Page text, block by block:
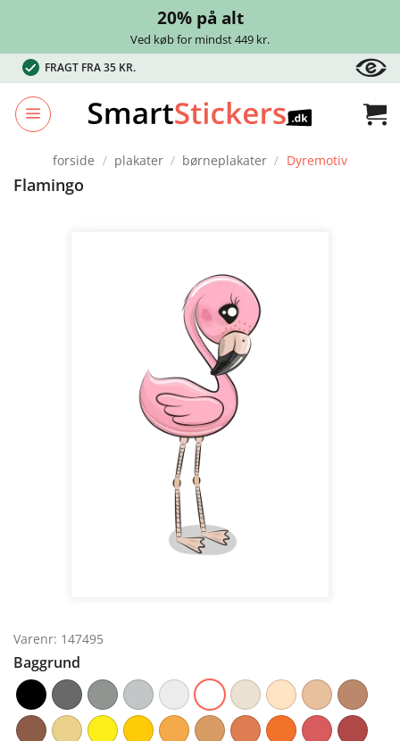
20% på alt
Ved køb for mindst 449 kr.
Fortsæt
til
indhold
FRAGT FRA 35 KR.
forside / plakater / børneplakater / Dyremotiv
Flamingo
Varenr: 147495
Baggrund